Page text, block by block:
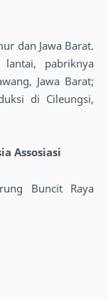
dan Jawa Barat.
pabriknya
Jawa Barat;
di Cileungsi,
Assosiasi
Buncit Raya